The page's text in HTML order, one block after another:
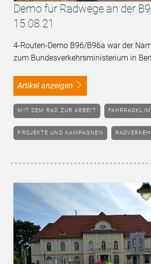
Demo für Radwege an der
15.08.21
4-Routen-Demo B96/B96a war der
zum Bundesverkehrsministerium in
Artikel anzeigen
MIT DEM RAD ZUR ARBEIT
PROJEKTE UND KAMPAGNEN